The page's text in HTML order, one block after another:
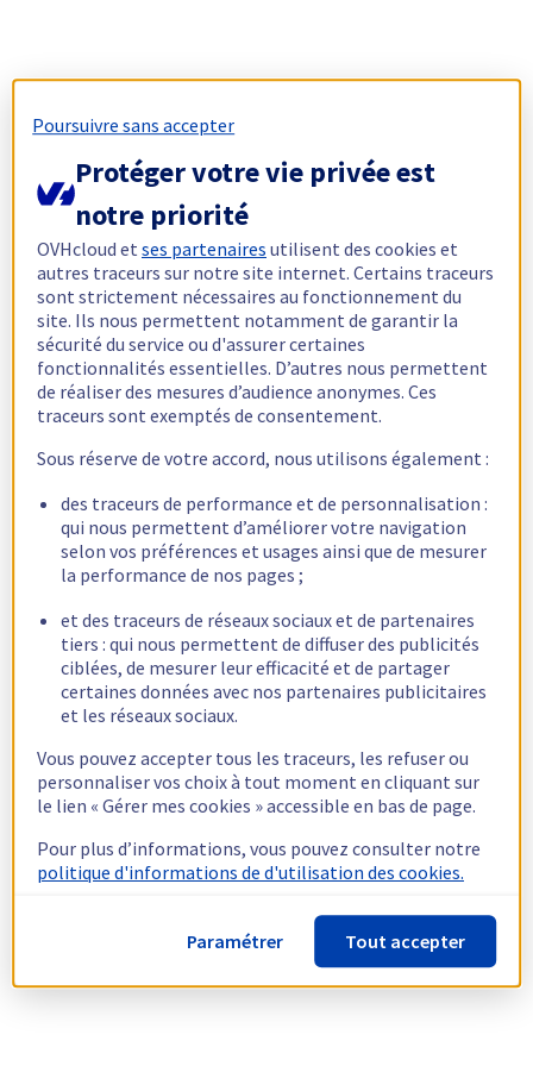
Poursuivre sans accepter
Protéger votre vie privée est
notre priorité
OVHcloud etses partenaires utilisent des cookies et
autres traceurs sur notre site internet. Certains traceurs
sont strictement nécessaires au fonctionnement du
site. Ils nous permettent notamment de garantir la
sécurité du service ou d'assurer certaines
fonctionnalités essentielles. D’autres nous permettent
de réaliser des mesures d’audience anonymes. Ces
traceurs sont exemptés de consentement.
Sous réserve de votre accord, nous utilisons également :
des traceurs de performance et de personnalisation :
qui nous permettent d’améliorer votre navigation
selon vos préférences et usages ainsi que de mesurer
la performance de nos pages ;
et des traceurs de réseaux sociaux et de partenaires
tiers : qui nous permettent de diffuser des publicités
ciblées, de mesurer leur efficacité et de partager
certaines données avec nos partenaires publicitaires
et les réseaux sociaux.
Vous pouvez accepter tous les traceurs, les refuser ou
personnaliser vos choix à tout moment en cliquant sur
le lien « Gérer mes cookies » accessible en bas de page.
Pour plus d’informations, vous pouvez consulter notre
politique d'informations de d'utilisation des cookies.
Paramétrer Tout accepter